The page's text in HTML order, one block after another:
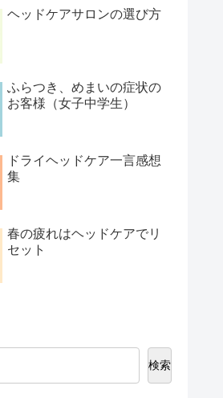
ヘッドケアサロンの選び方
ふらつき、めまいの症状の
お客様（女子中学生）
ドライヘッドケア一言感想
集
春の疲れはヘッドケアでリ
セット
検索